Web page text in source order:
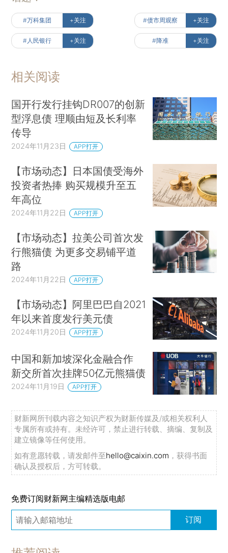
#万科集团 +关注 #债市周观察 +关注
#人民银行 +关注 #降准 +关注
相关阅读
国开行发行挂钩DR007的创新
型浮息债 理顺由短及长利率
传导
2024年11月23日 APP打开
【市场动态】日本国债受海外
投资者热捧 购买规模升至五
年高位
2024年11月22日 APP打开
【市场动态】拉美公司首次发
行熊猫债 为更多交易铺平道
路
2024年11月22日 APP打开
【市场动态】阿里巴巴自2021
年以来首度发行美元债
2024年11月20日 APP打开
中国和新加坡深化金融合作
新交所首次挂牌50亿元熊猫债
2024年11月19日 APP打开
财新网所刊载内容之知识产权为财新传媒及/或相关权利人
专属所有或持有。未经许可，禁止进行转载、摘编、复制及
建立镜像等任何使用。
如有意愿转载，请发邮件至hello@caixin.com ，获得书面
确认及授权后，方可转载。
免费订阅财新网主编精选版电邮
订阅